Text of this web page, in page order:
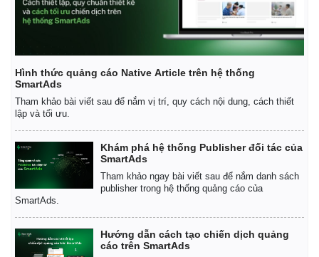
Hình thức quảng cáo Native Article trên hệ thống
SmartAds
Tham khảo bài viết sau để nắm vị trí, quy cách nội dung, cách thiết
lập và tối ưu.
Khám phá hệ thống Publisher đối tác của
SmartAds
Tham khảo ngay bài viết sau để nắm danh sách
publisher trong hệ thống quảng cáo của
SmartAds.
Hướng dẫn cách tạo chiến dịch quảng
cáo trên SmartAds